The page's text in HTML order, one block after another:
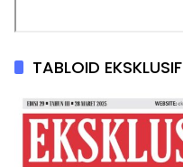
TABLOID EKSKLUSIF